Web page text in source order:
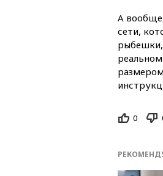
А
сети,
рыбешки,
0